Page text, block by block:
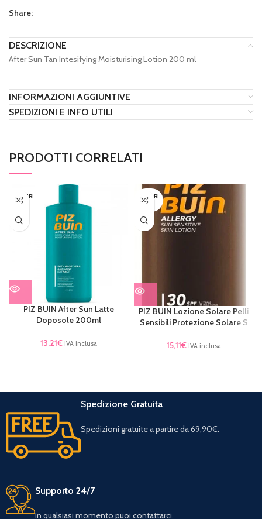
Share:
DESCRIZIONE
After Sun Tan Intesifying Moisturising Lotion 200 ml
INFORMAZIONI AGGIUNTIVE
SPEDIZIONI E INFO UTILI
PRODOTTI CORRELATI
ESAURI
TO
PIZ BUIN After Sun Latte
Doposole 200ml
13,21€ IVA inclusa
ESAURI
TO
PIZ BUIN Lozione Solare Pelli
Sensibili Protezione Solare S
15,11€ IVA inclusa
Spedizione Gratuita
Spedizioni gratuite a partire da 69,90€.
Supporto 24/7
In qualsiasi momento puoi contattarci.